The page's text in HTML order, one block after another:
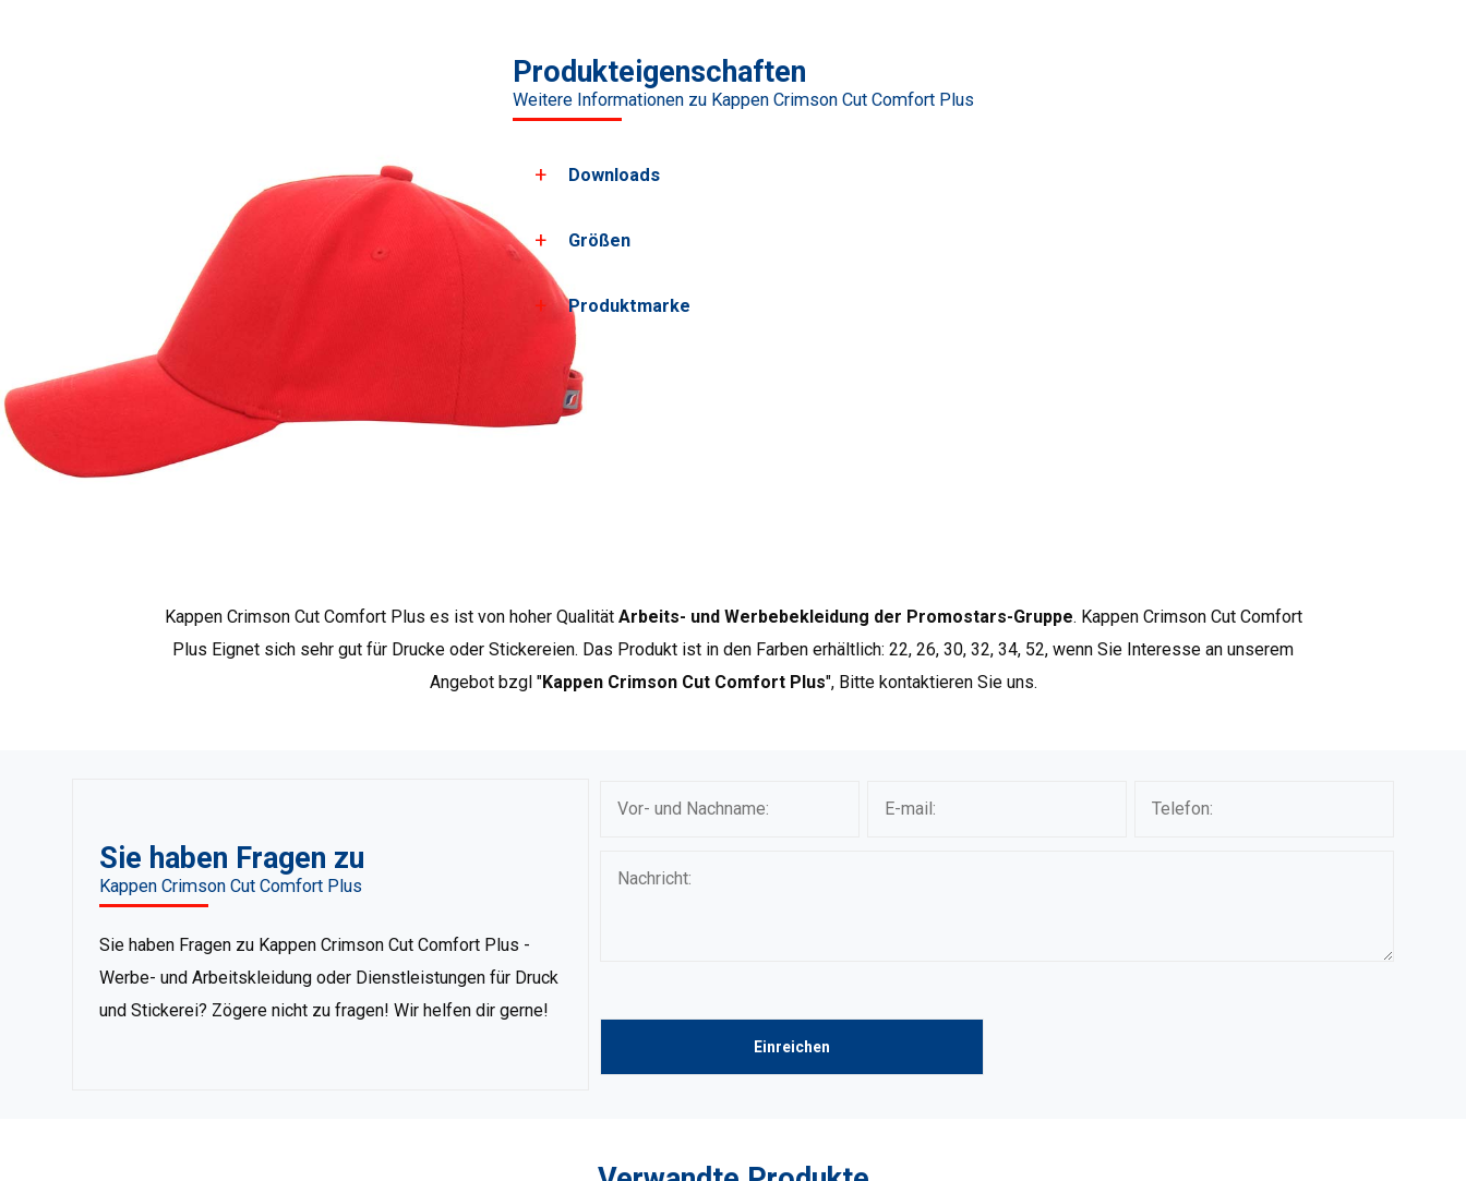
Produkteigenschaften
Weitere Informationen zu Kappen Crimson Cut Comfort Plus
Downloads
Laden Sie alle Produktbilder herunter
Größen
Produktmarke
Kappen Crimson Cut Comfort Plus es ist von hoher Qualität Arbeits- und Werbebekleidung der Promostars-Gruppe. Kappen Crimson Cut Comfort
Plus Eignet sich sehr gut für Drucke oder Stickereien. Das Produkt ist in den Farben erhältlich: 22, 26, 30, 32, 34, 52, wenn Sie Interesse an unserem
Angebot bzgl "Kappen Crimson Cut Comfort Plus", Bitte kontaktieren Sie uns.
Sie haben Fragen zu
Kappen Crimson Cut Comfort Plus
Sie haben Fragen zu Kappen Crimson Cut Comfort Plus -
Werbe- und Arbeitskleidung oder Dienstleistungen für Druck
und Stickerei? Zögere nicht zu fragen! Wir helfen dir gerne!